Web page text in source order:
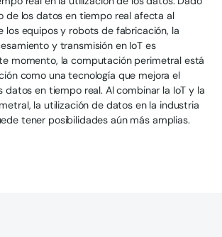
de los datos en tiempo real afecta al
los equipos y robots de fabricación, la
y transmisión en IoT es
momento, la computación perimetral está
como una tecnología que mejora el
datos en tiempo real. Al combinar la IoT y la
la utilización de datos en la industria
tener posibilidades aún más amplias.